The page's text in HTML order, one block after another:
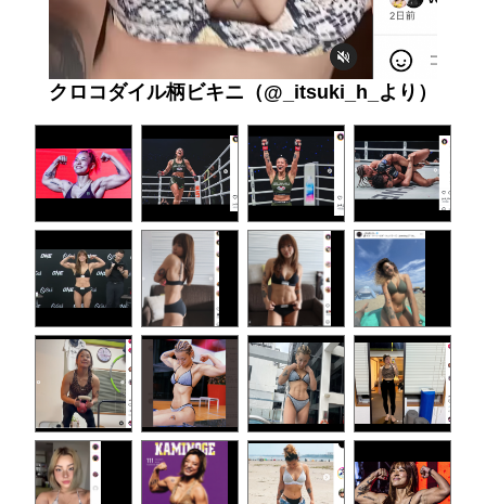
クロコダイル柄ビキニ（@_itsuki_h_より）